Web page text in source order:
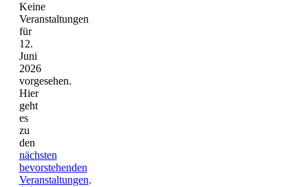
Keine
Veranstaltungen
für
12.
Juni
2026
vorgesehen.
Hier
geht
es
zu
den
nächsten
bevorstehenden
Veranstaltungen.